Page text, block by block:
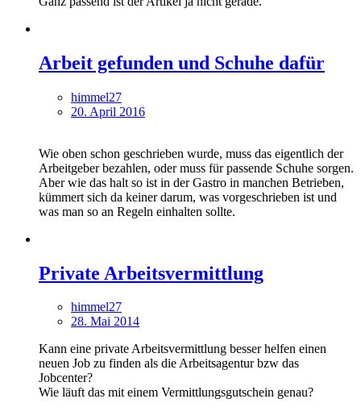
Arbeit gefunden und Schuhe dafür
himmel27
20. April 2016
Wie oben schon geschrieben wurde, muss das eigentlich der
Arbeitgeber bezahlen, oder muss für passende Schuhe sorgen.
Aber wie das halt so ist in der Gastro in manchen Betrieben,
kümmert sich da keiner darum, was vorgeschrieben ist und
was man so an Regeln einhalten sollte.
Private Arbeitsvermittlung
himmel27
28. Mai 2014
Kann eine private Arbeitsvermittlung besser helfen einen
neuen Job zu finden als die Arbeitsagentur bzw das
Jobcenter?
Wie läuft das mit einem Vermittlungsgutschein genau?